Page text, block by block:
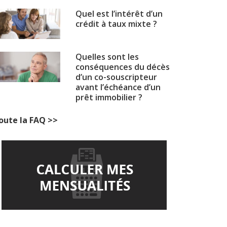
Quel est l’intérêt d’un
crédit à taux mixte ?
Quelles sont les
conséquences du décès
d’un co-souscripteur
avant l’échéance d’un
prêt immobilier ?
la FAQ >>